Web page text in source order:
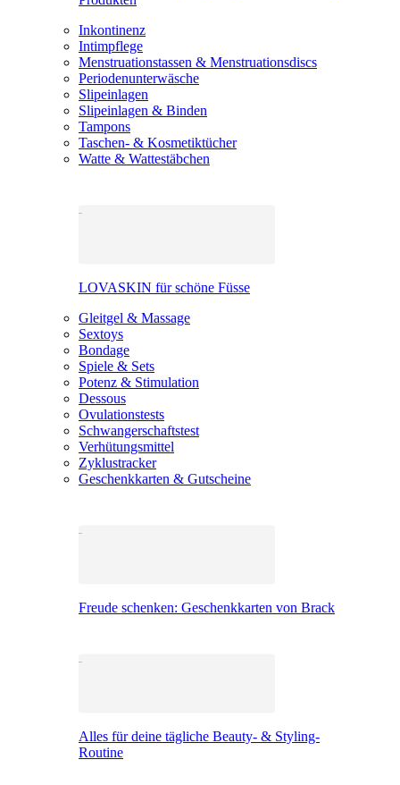
Inkontinenz
Intimpflege
Menstruationstassen & Menstruationsdiscs
Periodenunterwäsche
Slipeinlagen
Slipeinlagen & Binden
Tampons
Taschen- & Kosmetiktücher
Watte & Wattestäbchen
LOVASKIN für schöne Füsse
Gleitgel & Massage
Sextoys
Bondage
Spiele & Sets
Potenz & Stimulation
Dessous
Ovulationstests
Schwangerschaftstest
Verhütungsmittel
Zyklustracker
Geschenkkarten & Gutscheine
Freude schenken: Geschenkkarten von Brack
Alles für deine tägliche Beauty- & Styling-
Routine